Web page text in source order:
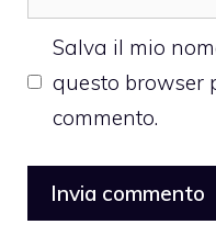
web
Salva il mio
questo browser
commento.